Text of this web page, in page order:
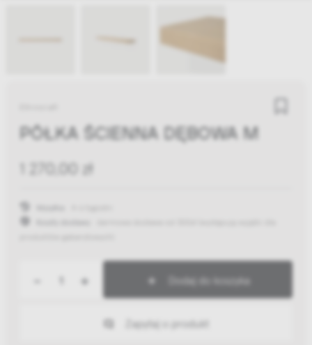
PÓŁKA ŚCIENNA DĘBOWA M
1 270,00 zł
+ Dodaj do koszyka
Zapytaj o produkt